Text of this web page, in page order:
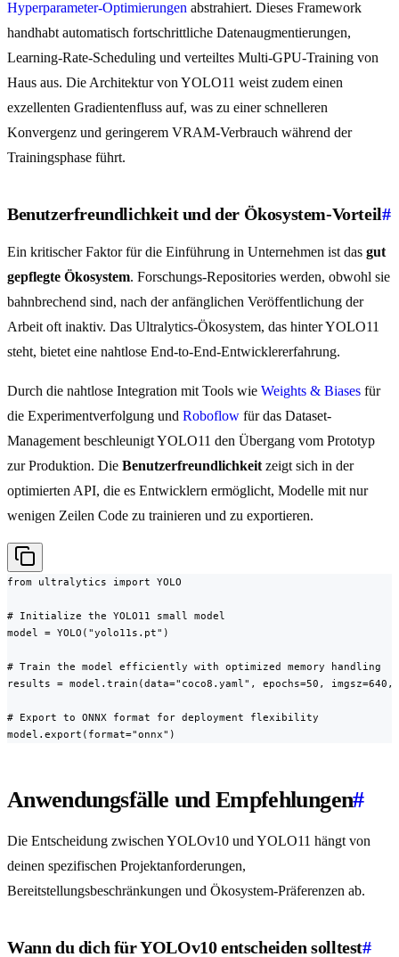
Hyperparameter-Optimierungen abstrahiert. Dieses Framework
handhabt automatisch fortschrittliche Datenaugmentierungen,
Learning-Rate-Scheduling und verteiltes Multi-GPU-Training von
Haus aus. Die Architektur von YOLO11 weist zudem einen
exzellenten Gradientenfluss auf, was zu einer schnelleren
Konvergenz und geringerem VRAM-Verbrauch während der
Trainingsphase führt.
Benutzerfreundlichkeit und der Ökosystem-Vorteil#
Ein kritischer Faktor für die Einführung in Unternehmen ist das gut
gepflegte Ökosystem. Forschungs-Repositories werden, obwohl sie
bahnbrechend sind, nach der anfänglichen Veröffentlichung der
Arbeit oft inaktiv. Das Ultralytics-Ökosystem, das hinter YOLO11
steht, bietet eine nahtlose End-to-End-Entwicklererfahrung.
Durch die nahtlose Integration mit Tools wie Weights & Biases für
die Experimentverfolgung und Roboflow für das Dataset-
Management beschleunigt YOLO11 den Übergang vom Prototyp
zur Produktion. Die Benutzerfreundlichkeit zeigt sich in der
optimierten API, die es Entwicklern ermöglicht, Modelle mit nur
wenigen Zeilen Code zu trainieren und zu exportieren.
from ultralytics import YOLO
# Initialize the YOLO11 small model
model = YOLO("yolo11s.pt")
# Train the model efficiently with optimized memory handling
results = model.train(data="coco8.yaml", epochs=50,
# Export to ONNX format for deployment flexibility
model.export(format="onnx")
Anwendungsfälle und Empfehlungen#
Die Entscheidung zwischen YOLOv10 und YOLO11 hängt von
deinen spezifischen Projektanforderungen,
Bereitstellungsbeschränkungen und Ökosystem-Präferenzen ab.
Wann du dich für YOLOv10 entscheiden solltest#